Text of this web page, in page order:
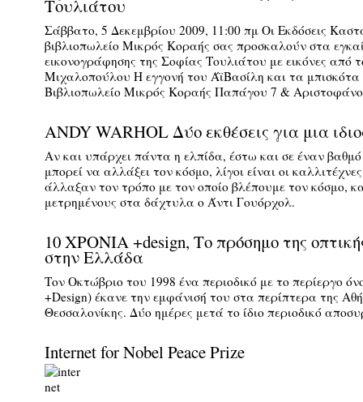
Τουλιάτου
Σάββατο, 5 Δεκεμβρίου 2009, 11:00 πμ Οι Εκδόσεις
βιβλιοπωλείο Μικρός Κοραής σας προσκαλούν στα
εικονογράφησης της Σοφίας Τουλιάτου με εικόνες από
Μιχαλοπούλου Η εγγονή του ΆϊΒασίλη και τα
Βιβλιοπωλείο Μικρός Κοραής Παπάγου 7 &
ANDY WARHOL Δύο εκθέσεις για μια
Aν και υπάρχει πάντα η ελπίδα, έστω και σε έναν
μπορεί να αλλάξει τον κόσμο, λίγοι είναι οι
άλλαξαν τον τρόπο με τον οποίο βλέπουμε τον κόσμο,
μετρημένους στα δάχτυλα ο Άντι Γουόρχολ.
10 ΧΡΟΝΙΑ +design, Το πρόσημο της
στην Ελλάδα
Τον Οκτώβριο του 1998 ένα περιοδικό με το περίεργο
+Design) έκανε την εμφάνισή του στα περίπτερα της
Θεσσαλονίκης. Δύο ημέρες μετά το ίδιο περιοδικό
Internet for Nobel Peace Prize